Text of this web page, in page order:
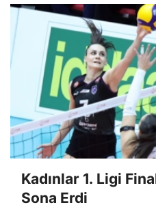
Kadınlar 1. Ligi
Sona Erdi